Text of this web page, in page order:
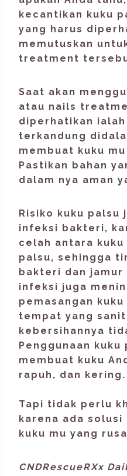
kecantikan kuku
yang harus
memutuskan
treatment
Saat akan
atau nails
diperhatikan ialah
terkandung
membuat kuku
Pastikan bahan
dalam nya aman
Risiko kuku palsu
infeksi bakteri,
celah antara
palsu, sehingga
bakteri dan jamur
infeksi juga
pemasangan
tempat yang
kebersihannya
Penggunaan kuku
membuat kuku
rapuh, dan kering.
Tapi tidak perlu
karena ada
kuku mu yang
CNDRescueRXx